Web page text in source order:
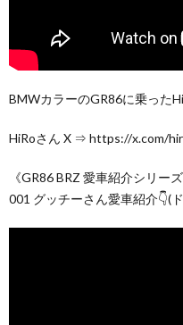
BMWカラーのGR86に乗った
HiRoさん X ⇒ https://x.com/
《GR86 BRZ 愛車紹介シリーズ
001 グッチーさん愛車紹介👇(